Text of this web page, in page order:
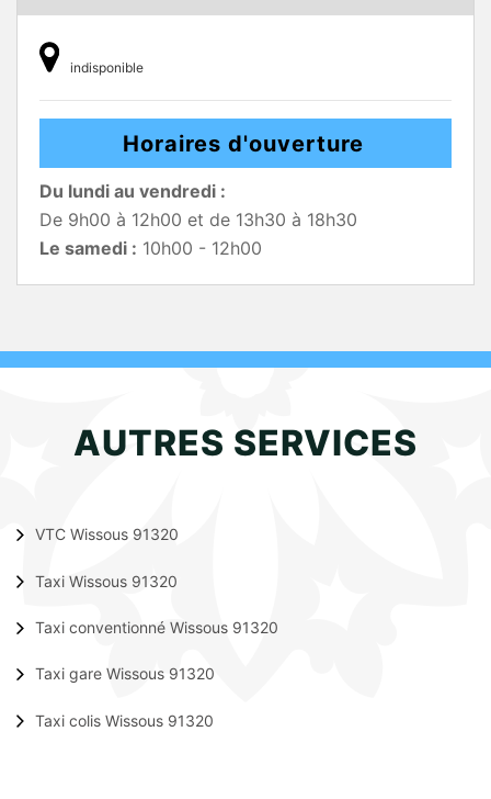
indisponible
Horaires d'ouverture
Du lundi au vendredi :
De 9h00 à 12h00 et de 13h30 à 18h30
Le samedi : 10h00 - 12h00
AUTRES SERVICES
VTC Wissous 91320
Taxi Wissous 91320
Taxi conventionné Wissous 91320
Taxi gare Wissous 91320
Taxi colis Wissous 91320